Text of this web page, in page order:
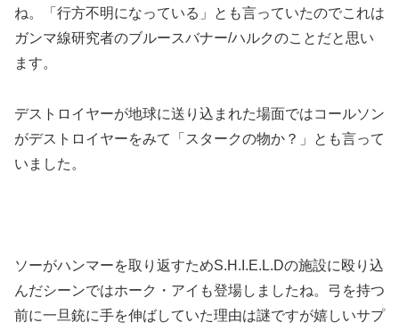
ね。「行方不明になっている」とも言っていたのでこれは
ガンマ線研究者のブルースバナー/ハルクのことだと思い
ます。
デストロイヤーが地球に送り込まれた場面ではコールソン
がデストロイヤーをみて「スタークの物か？」とも言って
いました。
ソーがハンマーを取り返すためS.H.I.E.L.Dの施設に殴り込
んだシーンではホーク・アイも登場しましたね。弓を持つ
前に一旦銃に手を伸ばしていた理由は謎ですが嬉しいサプ